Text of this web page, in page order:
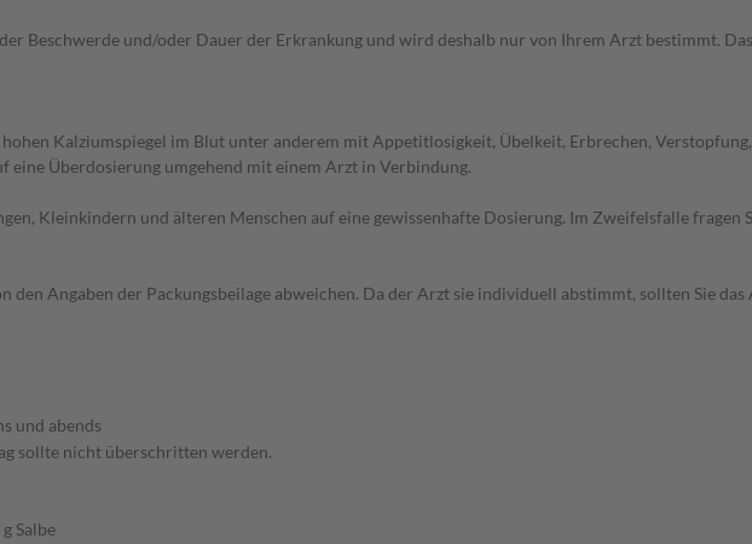
Beschwerde und/oder Dauer der Erkrankung und wird deshalb nur von Ihrem Arzt bestimmt.
hohen Kalziumspiegel im Blut unter anderem mit Appetitlosigkeit, Übelkeit, Erbrechen,
eine Überdosierung umgehend mit einem Arzt in Verbindung.
Kleinkindern und älteren Menschen auf eine gewissenhafte Dosierung. Im Zweifelsfalle
den Angaben der Packungsbeilage abweichen. Da der Arzt sie individuell abstimmt, sollten Sie
und abends
sollte nicht überschritten werden.
Salbe